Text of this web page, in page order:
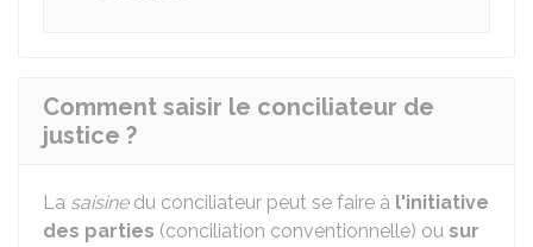
Comment saisir le conciliateur de
justice ?
La saisinedu conciliateur peut se faire à l'initiative
des parties (conciliation conventionnelle) ou sur